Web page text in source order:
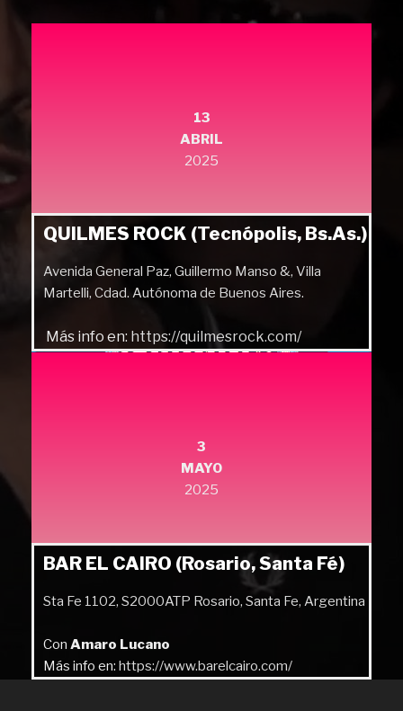
13
ABRIL
2025
QUILMES ROCK (Tecnópolis, Bs.As.)
Avenida General Paz, Guillermo Manso &, Villa
Martelli, Cdad. Autónoma de Buenos Aires.
Más info en: https://quilmesrock.com/
3
MAYO
2025
BAR EL CAIRO (Rosario, Santa Fé)
Sta Fe 1102, S2000ATP Rosario, Santa Fe, Argentina
Con Amaro Lucano
Más info en: https://www.barelcairo.com/